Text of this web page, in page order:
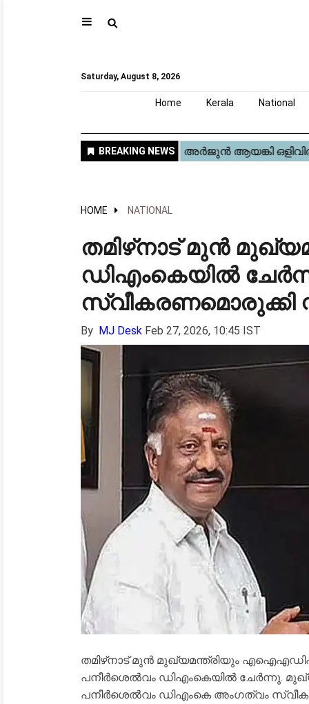
⚲
Saturday, August 8, 2026
Home Kerala National
HOME NATIONAL
തമിഴ്‌നാട് മുൻ
ഡിഎംകെയിൽ
സ്വീകരണമൊരുക്കി
By MJ Desk Feb 27, 2026, 10:45 IST
തമിഴ്‌നാട് മുൻ മുഖ്യമന്ത്രിയും
പനീർശെൽവം ഡിഎംകെയിൽ ചേർന്നു.
പനീർശെൽവം ഡിഎംകെ അംഗത്വം